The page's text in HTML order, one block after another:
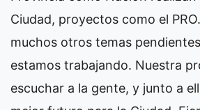
Ciudad, proyectos como el
muchos otros temas
estamos trabajando. Nuestra
escuchar a la gente, y junto a